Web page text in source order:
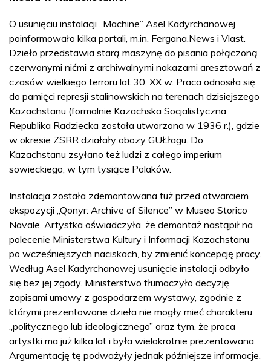
O usunięciu instalacji „Machine” Asel Kadyrchanowej
poinformowało kilka portali, m.in. Fergana.News i Vlast.
Dzieło przedstawia starą maszynę do pisania połączoną
czerwonymi nićmi z archiwalnymi nakazami aresztowań z
czasów wielkiego terroru lat 30. XX w. Praca odnosiła się
do pamięci represji stalinowskich na terenach dzisiejszego
Kazachstanu (formalnie Kazachska Socjalistyczna
Republika Radziecka została utworzona w 1936 r.), gdzie
w okresie ZSRR działały obozy GUŁłagu. Do
Kazachstanu zsyłano też ludzi z całego imperium
sowieckiego, w tym tysiące Polaków.
Instalacja została zdemontowana tuż przed otwarciem
ekspozycji „Qonyr: Archive of Silence” w Museo Storico
Navale. Artystka oświadczyła, że demontaż nastąpił na
polecenie Ministerstwa Kultury i Informacji Kazachstanu
po wcześniejszych naciskach, by zmienić koncepcję pracy.
Według Asel Kadyrchanowej usunięcie instalacji odbyło
się bez jej zgody. Ministerstwo tłumaczyło decyzję
zapisami umowy z gospodarzem wystawy, zgodnie z
którymi prezentowane dzieła nie mogły mieć charakteru
„politycznego lub ideologicznego” oraz tym, że praca
artystki ma już kilka lat i była wielokrotnie prezentowana.
Argumentację tę podważyły jednak późniejsze informacje,